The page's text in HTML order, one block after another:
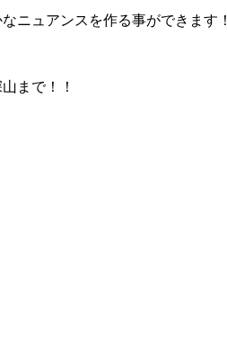
ニュアンスを作る事ができます！
まで！！